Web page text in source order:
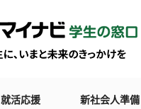
就活応援 新社会人準備